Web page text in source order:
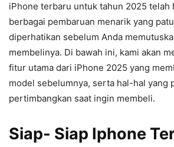
iPhone terbaru untuk tahun 2025 telah
berbagai pembaruan menarik yang
diperhatikan sebelum Anda
membelinya. Di bawah ini, kami akan
fitur utama dari iPhone 2025 yang
model sebelumnya, serta hal-hal yang
pertimbangkan saat ingin membeli.
Siap- Siap Iphone